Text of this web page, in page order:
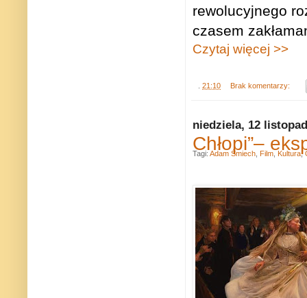
rewolucyjnego
czasem
Czytaj więcej >>
21:10 Brak komentarzy:
niedziela, 12
Chłopi”–
Tagi: Adam Śmiech Film Kultura,